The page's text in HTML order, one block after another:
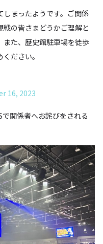
まったようです。ご関係
の皆さまどうかご理解と
また、歴史館駐車場を徒歩
ださい。
16, 2023
関係者へお詫びをされる